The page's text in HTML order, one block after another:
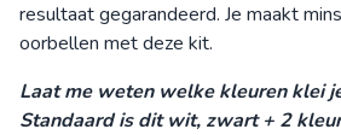
resultaat gegarandeerd. Je maakt
oorbellen met deze kit.
Laat me weten welke kleuren klei
Standaard is dit wit, zwart + 2